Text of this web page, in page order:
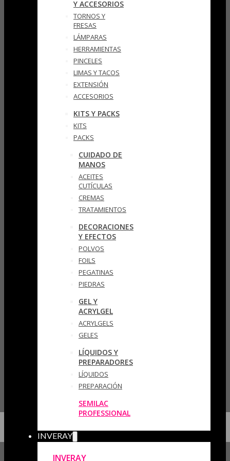
Y ACCESORIOS
TORNOS Y
FRESAS
LÁMPARAS
HERRAMIENTAS
PINCELES
LIMAS Y TACOS
EXTENSIÓN
ACCESORIOS
KITS Y PACKS
KITS
PACKS
CUIDADO DE
MANOS
ACEITES
CUTÍCULAS
CREMAS
TRATAMIENTOS
DECORACIONES
Y EFECTOS
POLVOS
FOILS
PEGATINAS
PIEDRAS
GEL Y
ACRYLGEL
ACRYLGELS
GELES
LÍQUIDOS Y
PREPARADORES
LÍQUIDOS
PREPARACIÓN
SEMILAC
PROFESSIONAL
INVERAY
INVERAY